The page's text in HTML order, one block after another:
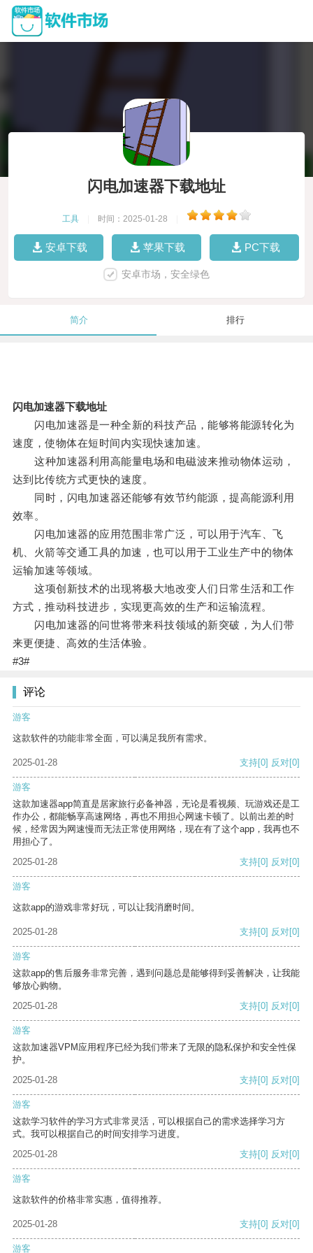
闪电加速器下载地址
工具 时间：2025-01-28
安卓下载 苹果下载 PC下载
安卓市场，安全绿色
简介 排行
闪电加速器下载地址
闪电加速器是一种全新的科技产品，能够将能源转化为
速度，使物体在短时间内实现快速加速。
这种加速器利用高能量电场和电磁波来推动物体运动，
达到比传统方式更快的速度。
同时，闪电加速器还能够有效节约能源，提高能源利用
效率。
闪电加速器的应用范围非常广泛，可以用于汽车、飞
机、火箭等交通工具的加速，也可以用于工业生产中的物体
运输加速等领域。
这项创新技术的出现将极大地改变人们日常生活和工作
方式，推动科技进步，实现更高效的生产和运输流程。
闪电加速器的问世将带来科技领域的新突破，为人们带
来更便捷、高效的生活体验。
#3#
评论
游客
这款软件的功能非常全面，可以满足我所有需求。
2025-01-28 支持[0] 反对[0]
游客
这款加速器app简直是居家旅行必备神器，无论是看视频、玩游戏还是工
作办公，都能畅享高速网络，再也不用担心网速卡顿了。以前出差的时
候，经常因为网速慢而无法正常使用网络，现在有了这个app，我再也不
用担心了。
2025-01-28
支持[0] 反对[0]
游客
这款app的游戏非常好玩，可以让我消磨时间。
2025-01-28 支持[0] 反对[0]
游客
这款app的售后服务非常完善，遇到问题总是能够得到妥善解决，让我能
够放心购物。
2025-01-28
支持[0] 反对[0]
游客
这款加速器VPM应用程序已经为我们带来了无限的隐私保护和安全性保
护。
2025-01-28
支持[0] 反对[0]
游客
这款学习软件的学习方式非常灵活，可以根据自己的需求选择学习方
式。我可以根据自己的时间安排学习进度。
2025-01-28
支持[0] 反对[0]
游客
这款软件的价格非常实惠，值得推荐。
2025-01-28 支持[0] 反对[0]
游客